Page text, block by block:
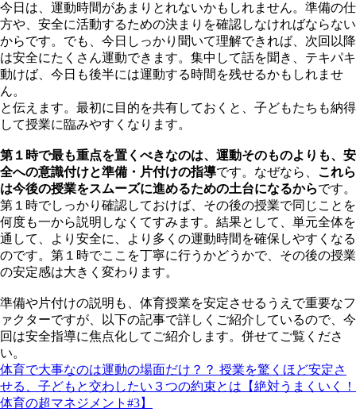
今日は、運動時間があまりとれないかもしれません。準備の仕
方や、安全に活動するための決まりを確認しなければならない
からです。でも、今日しっかり聞いて理解できれば、次回以降
は安全にたくさん運動できます。集中して話を聞き、テキパキ
動けば、今日も後半には運動する時間を残せるかもしれませ
ん。
と伝えます。最初に目的を共有しておくと、子どもたちも納得
して授業に臨みやすくなります。
第１時で最も重点を置くべきなのは、運動そのものよりも、安
全への意識付けと準備・片付けの指導です。なぜなら、 これら
は今後の授業をスムーズに進めるための土台になるからです。
第１時でしっかり確認しておけば、その後の授業で同じことを
何度も一から説明しなくてすみます。結果として、単元全体を
通して、より安全に、より多くの運動時間を確保しやすくなる
のです。第１時でここを丁寧に行うかどうかで、その後の授業
の安定感は大きく変わります。
準備や片付けの説明も、体育授業を安定させるうえで重要なフ
ァクターですが、以下の記事で詳しくご紹介しているので、今
回は安全指導に焦点化してご紹介します。併せてご覧くださ
い。
体育で大事なのは運動の場面だけ？？ 授業を驚くほど安定さ
せる、子どもと交わしたい３つの約束とは【絶対うまくいく！
体育の超マネジメント#3】